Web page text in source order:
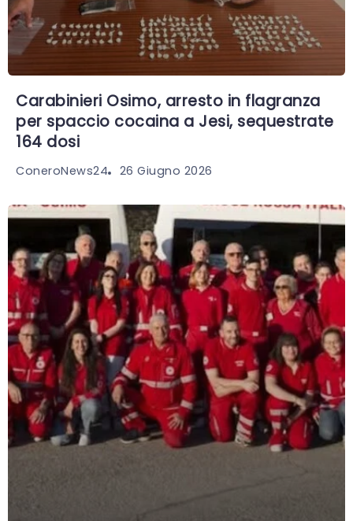
Carabinieri Osimo, arresto in flagranza
per spaccio cocaina a Jesi, sequestrate
164 dosi
ConeroNews24 26 Giugno 2026